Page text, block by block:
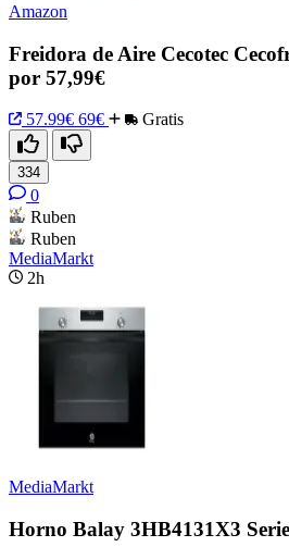
Amazon
Freidora de Aire Cecotec
por 57,99€
57.99€ 69€ Gratis
334
0
Ruben
Ruben
MediaMarkt
2h
MediaMarkt
Horno Balay 3HB4131X3